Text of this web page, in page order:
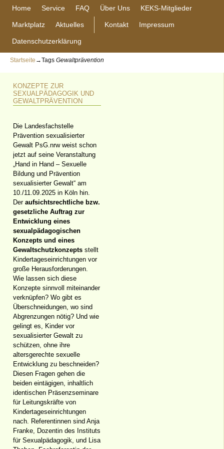
Home Service FAQ Über Uns KEKS-Mitglieder
Marktplatz Aktuelles Kontakt Impressum
Datenschutzerklärung
Startseite →Tags Gewaltprävention
KONZEPTE ZUR
SEXUALPÄDAGOGIK UND
GEWALTPRÄVENTION
Die Landesfachstelle
Prävention sexualisierter
Gewalt PsG.nrw weist schon
jetzt auf seine Veranstaltung
„Hand in Hand – Sexuelle
Bildung und Prävention
sexualisierter Gewalt“ am
10./11.09.2025 in Köln hin.
Deraufsichtsrechtliche bzw.
gesetzliche Auftrag zur
Entwicklung eines
sexualpädagogischen
Konzepts und eines
Gewaltschutzkonzepts stellt
Kindertageseinrichtungen vor
große Herausforderungen.
Wie lassen sich diese
Konzepte sinnvoll miteinander
verknüpfen? Wo gibt es
Überschneidungen, wo sind
Abgrenzungen nötig? Und wie
gelingt es, Kinder vor
sexualisierter Gewalt zu
schützen, ohne ihre
altersgerechte sexuelle
Entwicklung zu beschneiden?
Diesen Fragen gehen die
beiden eintägigen, inhaltlich
identischen Präsenzseminare
für Leitungskräfte von
Kindertageseinrichtungen
nach. Referentinnen sind Anja
Franke, Dozentin des Instituts
für Sexualpädagogik, und Lisa